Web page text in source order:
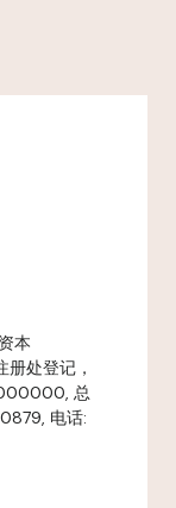
本
处登记，
总
电话: